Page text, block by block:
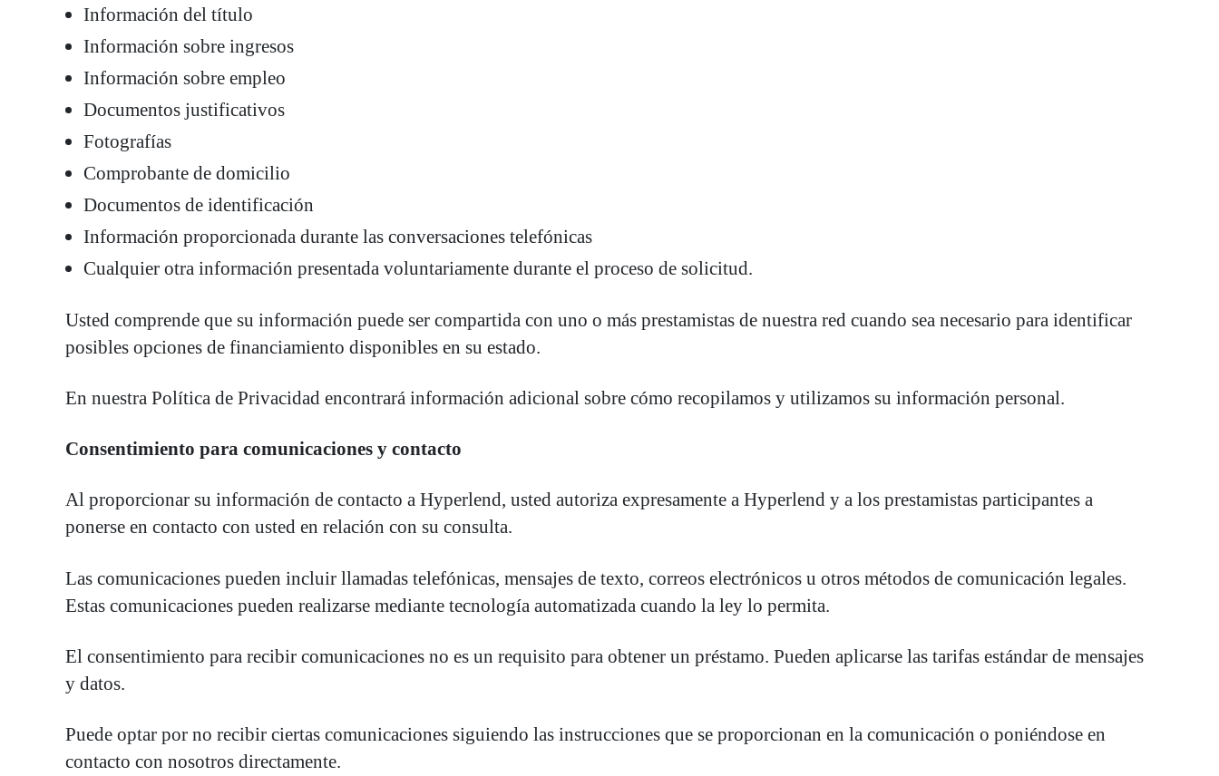
Información del título
Información sobre ingresos
Información sobre empleo
Documentos justificativos
Fotografías
Comprobante de domicilio
Documentos de identificación
Información proporcionada durante las conversaciones telefónicas
Cualquier otra información presentada voluntariamente durante el proceso de solicitud.
Usted comprende que su información puede ser compartida con uno o más prestamistas de nuestra red cuando sea necesario para identificar
posibles opciones de financiamiento disponibles en su estado.
En nuestra Política de Privacidad encontrará información adicional sobre cómo recopilamos y utilizamos su información personal.
Consentimiento para comunicaciones y contacto
Al proporcionar su información de contacto a Hyperlend, usted autoriza expresamente a Hyperlend y a los prestamistas participantes a
ponerse en contacto con usted en relación con su consulta.
Las comunicaciones pueden incluir llamadas telefónicas, mensajes de texto, correos electrónicos u otros métodos de comunicación legales.
Estas comunicaciones pueden realizarse mediante tecnología automatizada cuando la ley lo permita.
El consentimiento para recibir comunicaciones no es un requisito para obtener un préstamo. Pueden aplicarse las tarifas estándar de mensajes
y datos.
Puede optar por no recibir ciertas comunicaciones siguiendo las instrucciones que se proporcionan en la comunicación o poniéndose en
contacto con nosotros directamente.